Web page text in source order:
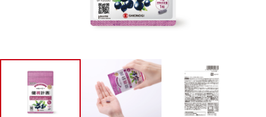
カテゴリーで探す
症状から探す
ブランドから探す